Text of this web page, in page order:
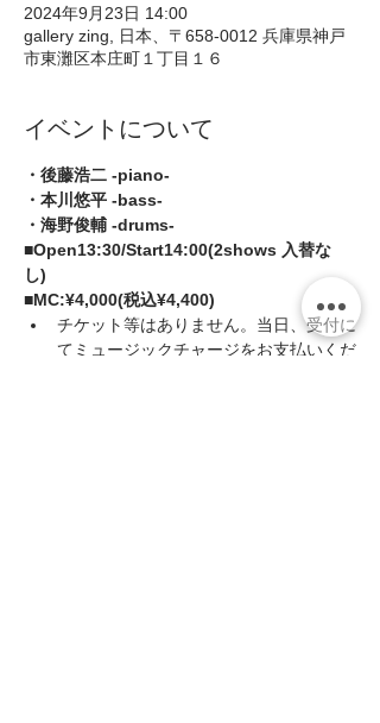
2024年9月23日 14:00
gallery zing, 日本、〒658-0012 兵庫県神戸
市東灘区本庄町１丁目１６
イベントについて
・後藤浩二 -piano-
・本川悠平 -bass-
・海野俊輔 -drums-
■Open13:30/Start14:00(2shows 入替な
し)
■MC:¥4,000(税込¥4,400)
チケット等はありません。当日、受付に
てミュージックチャージをお支払いくだ